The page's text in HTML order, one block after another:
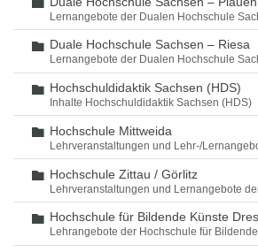
Lernangebote der Dualen Hochschule
Ordner
Duale Hochschule Sachsen – Riesa
Lernangebote der Dualen Hochschule
Ordner
Hochschuldidaktik Sachsen (HDS)
Inhalte Hochschuldidaktik Sachsen (HDS)
Ordner
Hochschule Mittweida
Lehrveranstaltungen und Lehr-/
Ordner
Hochschule Zittau / Görlitz
Lehrveranstaltungen und Lernangebote
Ordner
Hochschule für Bildende Künste
Lehrangebote der Hochschule für